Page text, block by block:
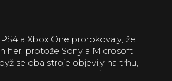
a Xbox One prorokovaly, že
her, protože Sony a Microsoft
se oba stroje objevily na trhu,
vlna remasterů a HD